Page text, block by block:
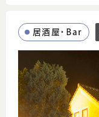
居酒屋・Bar